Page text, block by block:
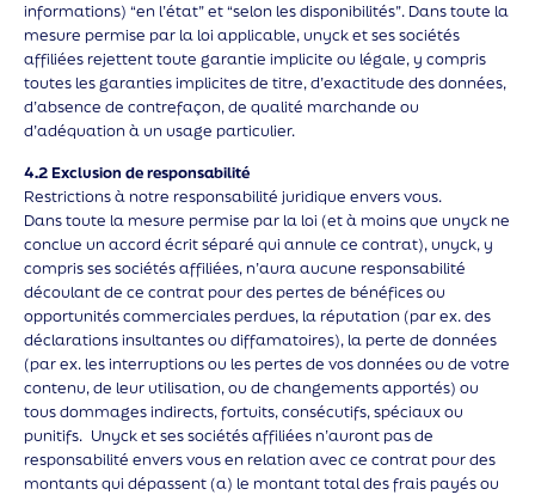
informations) “en l’état” et “selon les disponibilités”. Dans toute la
mesure permise par la loi applicable, unyck et ses sociétés
affiliées rejettent toute garantie implicite ou légale, y compris
toutes les garanties implicites de titre, d’exactitude des données,
d’absence de contrefaçon, de qualité marchande ou
d’adéquation à un usage particulier.
4.2 Exclusion de responsabilité
Restrictions à notre responsabilité juridique envers vous.
Dans toute la mesure permise par la loi (et à moins que unyck ne
conclue un accord écrit séparé qui annule ce contrat), unyck, y
compris ses sociétés affiliées, n’aura aucune responsabilité
découlant de ce contrat pour des pertes de bénéfices ou
opportunités commerciales perdues, la réputation (par ex. des
déclarations insultantes ou diffamatoires), la perte de données
(par ex. les interruptions ou les pertes de vos données ou de votre
contenu, de leur utilisation, ou de changements apportés) ou
tous dommages indirects, fortuits, consécutifs, spéciaux ou
punitifs. Unyck et ses sociétés affiliées n’auront pas de
responsabilité envers vous en relation avec ce contrat pour des
montants qui dépassent (a) le montant total des frais payés ou